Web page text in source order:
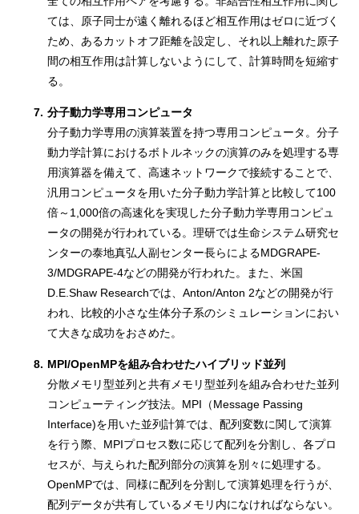
ては、原子同士が遠く離れるほど相互作用はゼロに近づく
ため、あるカットオフ距離を設定し、それ以上離れた原子
間の相互作用は計算しないようにして、計算時間を短縮す
る。
7. 分子動力学専用コンピュータ
分子動力学専用の演算装置を持つ専用コンピュータ。分子
動力学計算におけるボトルネックの演算のみを処理する専
用演算器を備えて、高速ネットワークで接続することで、
汎用コンピュータを用いた分子動力学計算と比較して100
倍～1,000倍の高速化を実現した分子動力学専用コンピュ
ータの開発が行われている。理研では生命システム研究セ
ンターの泰地真弘人副センター長らによるMDGRAPE-
3/MDGRAPE-4などの開発が行われた。また、米国
D.E.Shaw Researchでは、Anton/Anton 2などの開発が行
われ、比較的小さな生体分子系のシミュレーションにおい
て大きな成功をおさめた。
8. MPI/OpenMPを組み合わせたハイブリッド並列
分散メモリ型並列と共有メモリ型並列を組み合わせた並列
コンピューティング技法。MPI（Message Passing
Interface)を用いた並列計算では、配列変数に関して演算
を行う際、MPIプロセス数に応じて配列を分割し、各プロ
セスが、与えられた配列部分の演算を別々に処理する。
OpenMPでは、同様に配列を分割して演算処理を行うが、
配列データが共有しているメモリ内になければならない。